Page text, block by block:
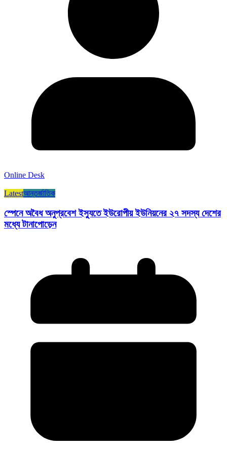
Online Desk
Latestআন্তর্জাতিক
স্পেনে অবৈধ অনুপ্রবেশ ইস্যুতে ইউরোপীয় ইউনিয়নের ২৭ সদস্য দেশের
মধ্যে টানাপোড়েন